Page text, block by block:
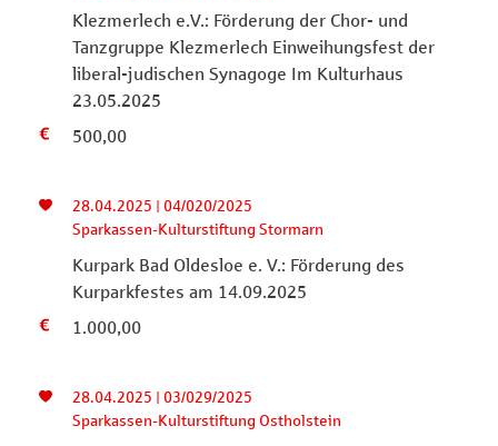
Klezmerlech e.V.: Förderung der Chor- und
Tanzgruppe Klezmerlech Einweihungsfest der
liberal-judischen Synagoge Im Kulturhaus
23.05.2025
500,00
28.04.2025 | 04/020/2025
Sparkassen-Kulturstiftung Stormarn
Kurpark Bad Oldesloe e. V.: Förderung des
Kurparkfestes am 14.09.2025
1.000,00
28.04.2025 | 03/029/2025
Sparkassen-Kulturstiftung Ostholstein